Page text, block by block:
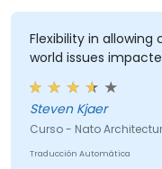
Flexibility in
world issues
Steven Kjaer
Curso - Nato
Traducción Automática